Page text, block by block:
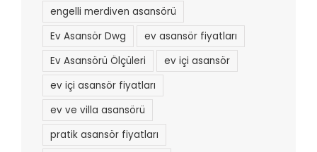
engelli merdiven asansörü
Ev Asansör Dwg
ev asansör fiyatları
Ev Asansörü Ölçüleri
ev içi asansör
ev içi asansör fiyatları
ev ve villa asansörü
pratik asansör fiyatları